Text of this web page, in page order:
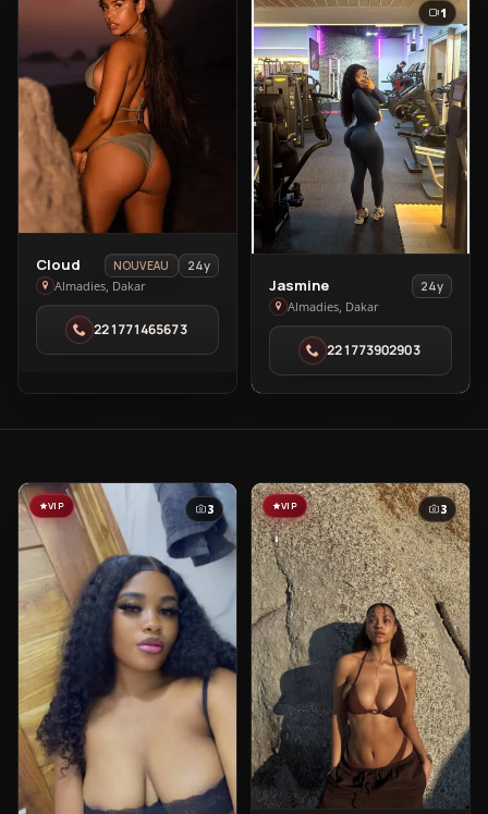
View
Cloud
in
Almadies
Cloud NOUVEAU
24y
Almadies, Dakar
221771465673
1
View
Jasmine
in
Almadies
Jasmine
24y
Almadies, Dakar
221773902903
VIP 3 VIP 3